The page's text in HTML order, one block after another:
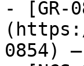
- [GR-
0854)